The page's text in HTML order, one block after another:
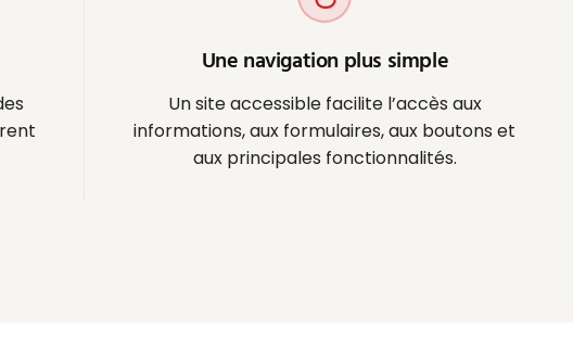
Une navigation plus simple
Un site accessible facilite l’accès aux
informations, aux formulaires, aux boutons et
aux principales fonctionnalités.